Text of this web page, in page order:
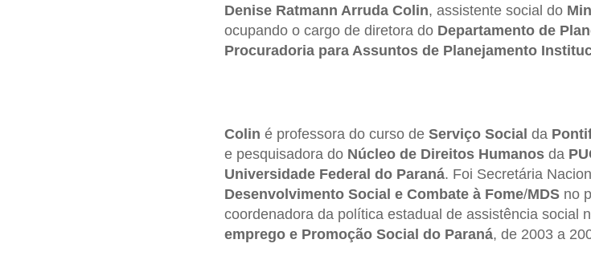
Denise Ratmann Arruda Colin, assistente social do
ocupando o cargo de diretora do Departamento de
Procuradoria para Assuntos de Planejamento
Colin é professora do curso de Serviço Social da
e pesquisadora do Núcleo de Direitos Humanosda
Universidade Federal do Paraná. Foi Secretária
Desenvolvimento Social e Combate à Fome/MDSno
coordenadora da política estadual de assistência social
emprego e Promoção Social do Paraná, de 2003 a